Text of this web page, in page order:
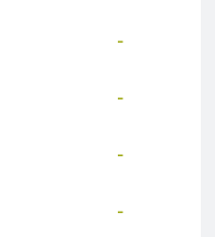
-
-
-
-